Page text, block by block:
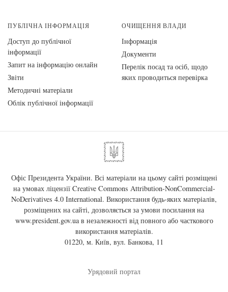
ПУБЛІЧНА ІНФОРМАЦІЯ
Доступ до публічної
інформації
Запит на інформацію онлайн
Звіти
Методичні матеріали
Облік публічної інформації
ОЧИЩЕННЯ ВЛАДИ
Інформація
Документи
Перелік посад та осіб, щодо
яких проводиться перевірка
Офіс Президента України. Всі матеріали на цьому сайті розміщені
на умовах ліцензії Creative Commons Attribution-NonCommercial-
NoDerivatives 4.0 International. Використання будь-яких матеріалів,
розміщених на сайті, дозволяється за умови посилання на
www.president.gov.uaв незалежності від повного або часткового
використання матеріалів.
01220, м. Київ, вул. Банкова, 11
Урядовий портал